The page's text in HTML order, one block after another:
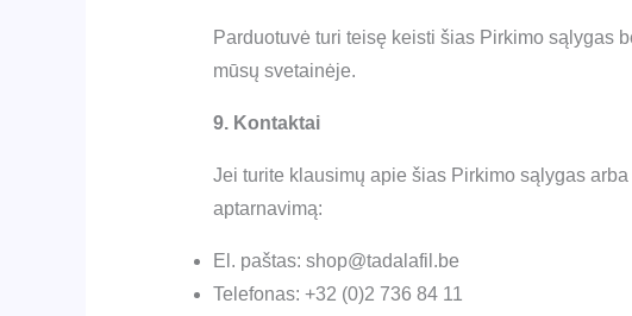
Parduotuvė turi teisę keisti šias Pirkimo sąlygas
mūsų svetainėje.
9. Kontaktai
Jei turite klausimų apie šias Pirkimo sąlygas
aptarnavimą:
El. paštas: shop@tadalafil.be
Telefonas: +32 (0)2 736 84 11